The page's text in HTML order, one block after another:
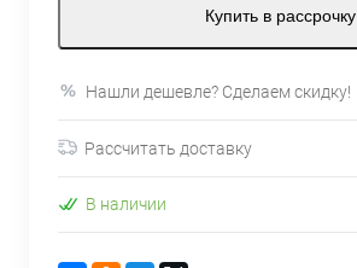
Купить в рассрочку
Нашли дешевле? Сделаем скидку!
Рассчитать доставку
В наличии